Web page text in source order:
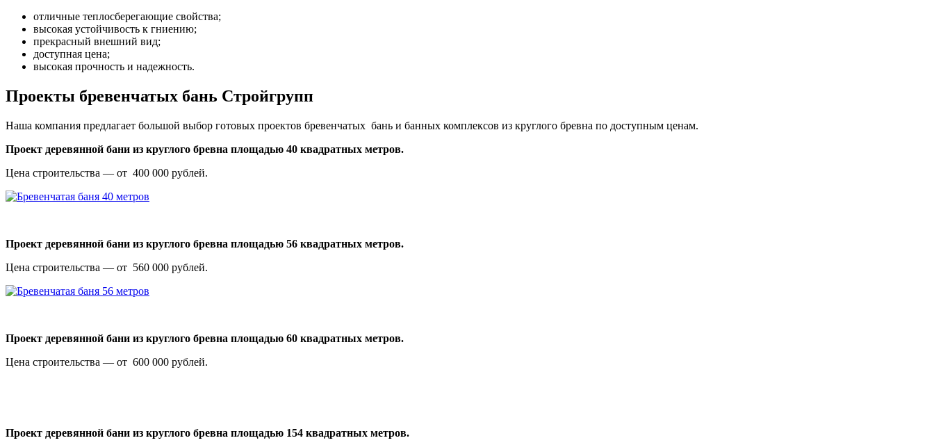
отличные теплосберегающие свойства;
высокая устойчивость к гниению;
прекрасный внешний вид;
доступная цена;
высокая прочность и надежность.
Проекты бревенчатых бань Стройгрупп
Наша компания предлагает большой выбор готовых проектов бревенчатых бань и банных комплексов из круглого бревна по доступным ценам.
Проект деревянной бани из круглого бревна площадью 40 квадратных метров.
Цена строительства — от 400 000 рублей.
Проект деревянной бани из круглого бревна площадью 56 квадратных метров.
Цена строительства — от 560 000 рублей.
Проект деревянной бани из круглого бревна площадью 60 квадратных метров.
Цена строительства — от 600 000 рублей.
Проект деревянной бани из круглого бревна площадью 154 квадратных метров.